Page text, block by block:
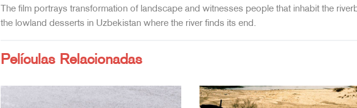
The film portrays transformation of landscape and witnesses people that inhabit the
the lowland desserts in Uzbekistan where the river finds its end.
Películas Relacionadas